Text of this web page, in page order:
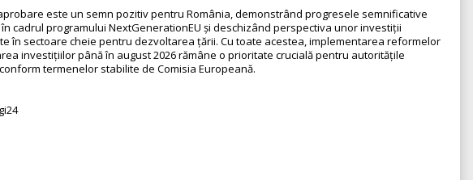
este un semn pozitiv pentru România, demonstrând progresele semnificative
cadrul programului NextGenerationEU și deschizând perspectiva unor investiții
în sectoare cheie pentru dezvoltarea țării. Cu toate acestea, implementarea reformelor
investițiilor până în august 2026 rămâne o prioritate crucială pentru autoritățile
termenelor stabilite de Comisia Europeană.